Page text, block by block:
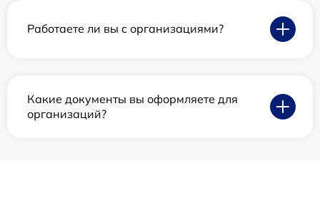
Работаете ли вы с организациями?
Какие документы вы оформляете для
организаций?